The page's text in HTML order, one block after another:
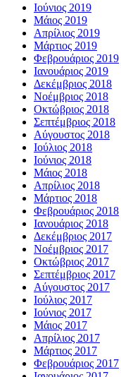
Ιούνιος 2019
Μάιος 2019
Απρίλιος 2019
Μάρτιος 2019
Φεβρουάριος 2019
Ιανουάριος 2019
Δεκέμβριος 2018
Νοέμβριος 2018
Οκτώβριος 2018
Σεπτέμβριος 2018
Αύγουστος 2018
Ιούλιος 2018
Ιούνιος 2018
Μάιος 2018
Απρίλιος 2018
Μάρτιος 2018
Φεβρουάριος 2018
Ιανουάριος 2018
Δεκέμβριος 2017
Νοέμβριος 2017
Οκτώβριος 2017
Σεπτέμβριος 2017
Αύγουστος 2017
Ιούλιος 2017
Ιούνιος 2017
Μάιος 2017
Απρίλιος 2017
Μάρτιος 2017
Φεβρουάριος 2017